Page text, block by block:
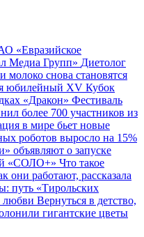
«Евразийское
Медиа Групп» Диетолог
молоко снова становятся
юбилейный XV Кубок
«Дракон» Фестиваль
более 700 участников из
в мире бьет новые
роботов выросло на 15%
объявляют о запуске
«СОЛО+» Что такое
работают, рассказала
путь «Тирольских
любви Вернуться в детство,
гигантские цветы